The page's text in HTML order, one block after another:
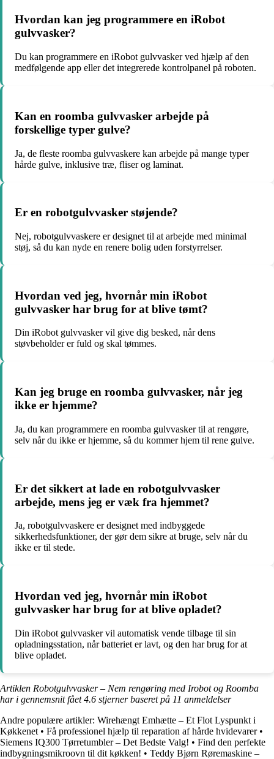
Hvordan kan jeg programmere en iRobot
gulvvasker?
Du kan programmere en iRobot gulvvasker ved hjælp af den
medfølgende app eller det integrerede kontrolpanel på roboten.
Kan en roomba gulvvasker arbejde på
forskellige typer gulve?
Ja, de fleste roomba gulvvaskere kan arbejde på mange typer
hårde gulve, inklusive træ, fliser og laminat.
Er en robotgulvvasker støjende?
Nej, robotgulvvaskere er designet til at arbejde med minimal
støj, så du kan nyde en renere bolig uden forstyrrelser.
Hvordan ved jeg, hvornår min iRobot
gulvvasker har brug for at blive tømt?
Din iRobot gulvvasker vil give dig besked, når dens
støvbeholder er fuld og skal tømmes.
Kan jeg bruge en roomba gulvvasker, når jeg
ikke er hjemme?
Ja, du kan programmere en roomba gulvvasker til at rengøre,
selv når du ikke er hjemme, så du kommer hjem til rene gulve.
Er det sikkert at lade en robotgulvvasker
arbejde, mens jeg er væk fra hjemmet?
Ja, robotgulvvaskere er designet med indbyggede
sikkerhedsfunktioner, der gør dem sikre at bruge, selv når du
ikke er til stede.
Hvordan ved jeg, hvornår min iRobot
gulvvasker har brug for at blive opladet?
Din iRobot gulvvasker vil automatisk vende tilbage til sin
opladningsstation, når batteriet er lavt, og den har brug for at
blive opladet.
Artiklen Robotgulvvasker – Nem rengøring med Irobot og Roomba
har i gennemsnit fået4.6 stjerner baseret på 11 anmeldelser
Andre populære artikler: Wirehængt Emhætte – Et Flot Lyspunkt i
Køkkenet • Få professionel hjælp til reparation af hårde hvidevarer•
Siemens IQ300 Tørretumbler – Det Bedste Valg! • Find den perfekte
indbygningsmikroovn til dit køkken! • Teddy Bjørn Røremaskine –